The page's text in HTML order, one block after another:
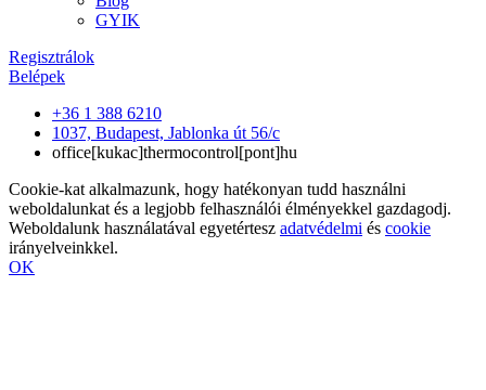
GYIK
Regisztrálok
Belépek
+36 1 388 6210
1037, Budapest, Jablonka út 56/c
office[kukac]thermocontrol[pont]hu
Cookie-kat alkalmazunk, hogy hatékonyan tudd használni
weboldalunkat és a legjobb felhasználói élményekkel gazdagodj.
Weboldalunk használatával egyetértesz adatvédelmi és cookie
irányelveinkkel.
OK